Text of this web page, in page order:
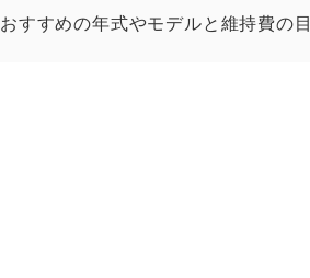
おすすめの年式やモデルと維持費の